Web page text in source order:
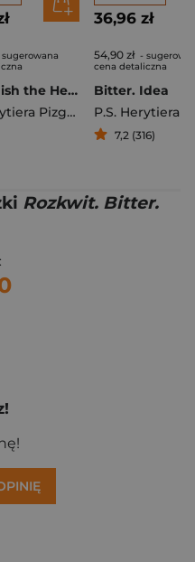
sugerowana
Extinguish the Heat. Runda piąta wyd. 2024
P.S. Herytiera Pizgacz
36,96 zł
54,90 zł -
cena detaliczna
Bitter. Idea
7,2 (316)
Rozkwit. Bitter.